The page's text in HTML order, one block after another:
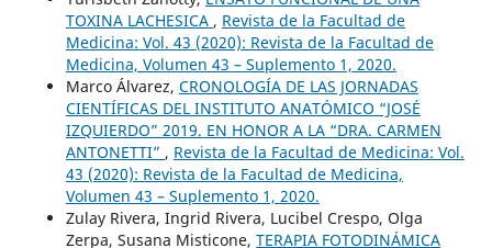
TOXINA LACHESICA , Revista de la Facultad de
Medicina: Vol. 43 (2020): Revista de la Facultad de
Medicina, Volumen 43 – Suplemento 1, 2020.
Marco Álvarez, CRONOLOGÍA DE LAS JORNADAS
CIENTÍFICAS DEL INSTITUTO ANATÓMICO “JOSÉ
IZQUIERDO” 2019. EN HONOR A LA “DRA. CARMEN
ANTONETTI” , Revista de la Facultad de Medicina: Vol.
43 (2020): Revista de la Facultad de Medicina,
Volumen 43 – Suplemento 1, 2020.
Zulay Rivera, Ingrid Rivera, Lucibel Crespo, Olga
Zerpa, Susana Misticone, TERAPIA FOTODINÁMICA